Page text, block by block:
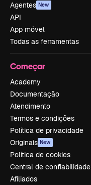
Agentes New
API
App móvel
Todas as ferramentas
Começar
Academy
Documentação
Atendimento
Termos e condições
Política de privacidade
Originais New
Política de cookies
Central de confiabilidade
Afiliados